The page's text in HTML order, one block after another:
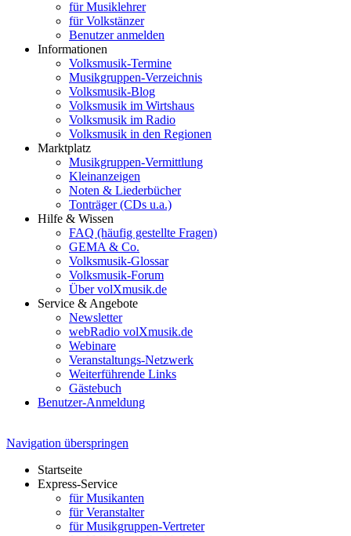
für Musiklehrer
für Volkstänzer
Benutzer anmelden
Informationen
Volksmusik-Termine
Musikgruppen-Verzeichnis
Volksmusik-Blog
Volksmusik im Wirtshaus
Volksmusik im Radio
Volksmusik in den Regionen
Marktplatz
Musikgruppen-Vermittlung
Kleinanzeigen
Noten & Liederbücher
Tonträger (CDs u.a.)
Hilfe & Wissen
FAQ (häufig gestellte Fragen)
GEMA & Co.
Volksmusik-Glossar
Volksmusik-Forum
Über volXmusik.de
Service & Angebote
Newsletter
webRadio volXmusik.de
Webinare
Veranstaltungs-Netzwerk
Weiterführende Links
Gästebuch
Benutzer-Anmeldung
Navigation überspringen
Startseite
Express-Service
für Musikanten
für Veranstalter
für Musikgruppen-Vertreter